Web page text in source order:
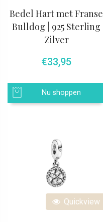
Bedel Hart met Franse
Bulldog | 925 Sterling
Zilver
€33,95
Nu shoppen
Quickview